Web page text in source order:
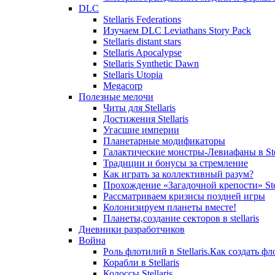
DLC
Stellaris Federations
Изучаем DLC Leviathans Story Pack
Stellaris distant stars
Stellaris Apocalypse
Stellaris Synthetic Dawn
Stellaris Utopia
Megacorp
Полезные мелочи
Читы для Stellaris
Достижения Stellaris
Угасшие империи
Планетарные модификаторы
Галактические монстры-Левиафаны в
Традиции и бонусы за стремление
Как играть за коллективный разум?
Прохождение «Загадочной крепости»
Рассматриваем кризисы поздней игры
Колонизируем планеты вместе!
Планеты,создание секторов в stellaris
Дневники разработчиков
Война
Роль флотилий в Stellaris.Как создать
Корабли в Stellaris